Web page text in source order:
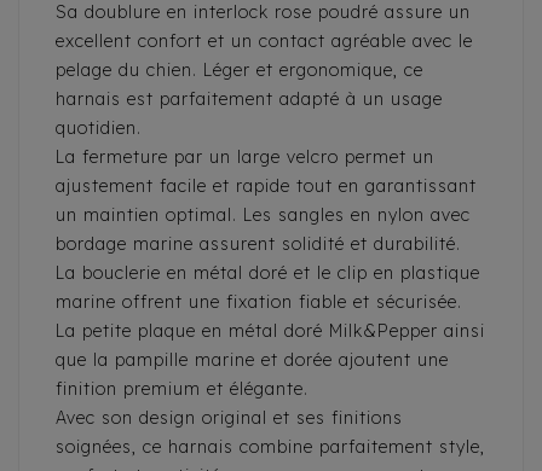
Sa doublure en interlock rose poudré assure un
excellent confort et un contact agréable avec le
pelage du chien. Léger et ergonomique, ce
harnais est parfaitement adapté à un usage
quotidien.
La fermeture par un large velcro permet un
ajustement facile et rapide tout en garantissant
un maintien optimal. Les sangles en nylon avec
bordage marine assurent solidité et durabilité.
La bouclerie en métal doré et le clip en plastique
marine offrent une fixation fiable et sécurisée.
La petite plaque en métal doré Milk&Pepper ainsi
que la pampille marine et dorée ajoutent une
finition premium et élégante.
Avec son design original et ses finitions
soignées, ce harnais combine parfaitement style,